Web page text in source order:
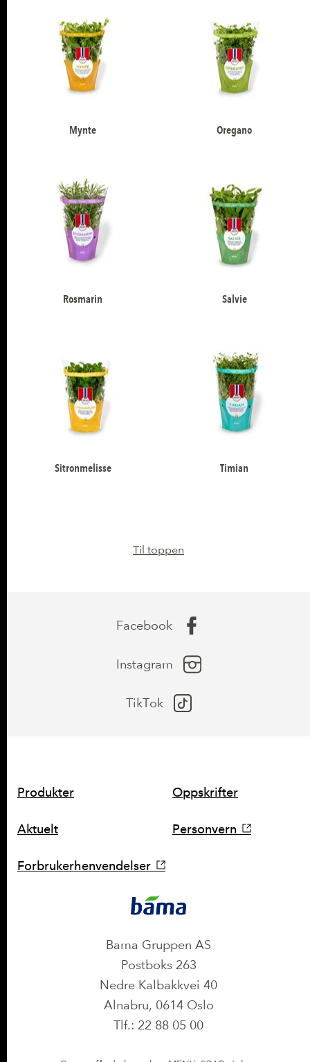
Mynte Oregano
Rosmarin Salvie
Sitronmelisse Timian
Til toppen
Facebook
Instagram
TikTok
Bama Gruppen AS
Postboks 263
Nedre Kalbakkvei 40
Alnabru, 0614 Oslo
Tlf.: 22 88 05 00
SNARVEIER
Produkter Oppskrifter
Aktuelt Personvern
Forbrukerhenvendelser